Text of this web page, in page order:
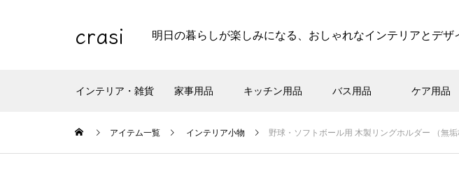
crasi 明日の暮らしが楽しみになる、おしゃれなインテリアとデザ
インテリア・雑貨 家事用品 キッチン用品 バス用品 ケア用品
アイテム一覧 インテリア小物 野球・ソフトボール用 木製リングホルダー （無